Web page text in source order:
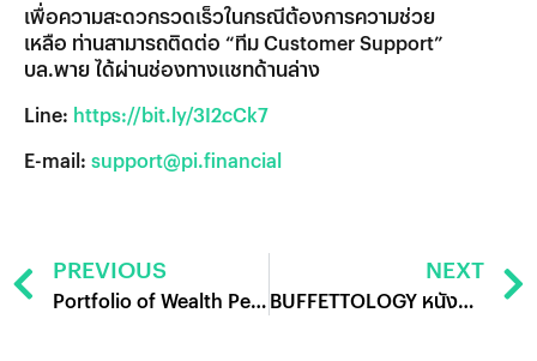
เพื่อความสะดวกรวดเร็วในกรณีต้องการความช่วย
เหลือ ท่านสามารถติดต่อ “ทีม Customer Support”
บล.พาย ได้ผ่านช่องทางแชทด้านล่าง
Line: https://bit.ly/3I2cCk7
E-mail: support@pi.financial
PREVIOUS
Portfolio of Wealth People สร้างพอร์ตการลงทุนพันล้าน
NEXT
BUFFETTOLOGY หนังสือเปลี่ยนชีวิตการลงทุนของคุณกวี ชูกิจเกษม